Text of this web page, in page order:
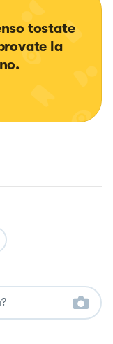
tostate
la